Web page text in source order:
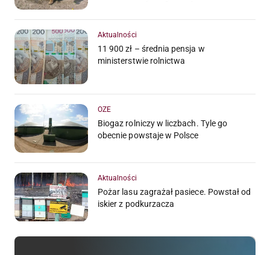
Aktualności
11 900 zł – średnia pensja w
ministerstwie rolnictwa
OZE
Biogaz rolniczy w liczbach. Tyle go
obecnie powstaje w Polsce
Aktualności
Pożar lasu zagrażał pasiece. Powstał od
iskier z podkurzacza